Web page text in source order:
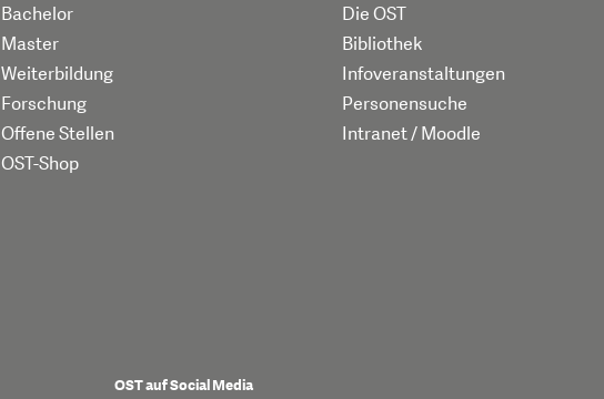
Bachelor
Master
Weiterbildung
Forschung
Offene Stellen
OST-Shop
Die OST
Bibliothek
Infoveranstaltungen
Personensuche
Intranet / Moodle
OST auf Social Media